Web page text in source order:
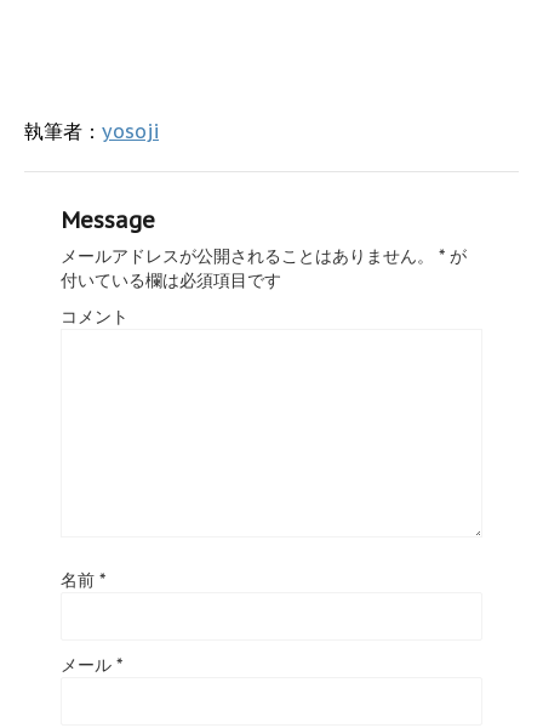
執筆者： yosoji
Message
メールアドレスが公開されることはありません。 * が
付いている欄は必須項目です
コメント
名前 *
メール *